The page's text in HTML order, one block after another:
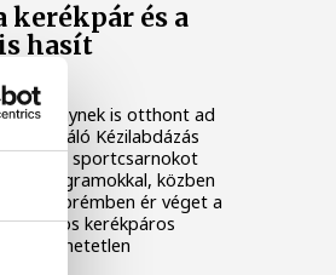
kerékpár és a
hasít
is otthont ad
debütáló Kézilabdázás
utcai sportcsarnokot
programokkal, közben
Veszprémben ér véget a
kerékpáros
felejthetetlen